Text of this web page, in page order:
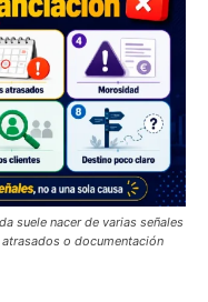
suele nacer de varias señales
o documentación